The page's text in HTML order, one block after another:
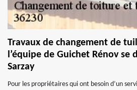
Travaux de changement de
l’équipe de Guichet Rénov se
Sarzay
Pour les propriétaires qui ont besoin d’un